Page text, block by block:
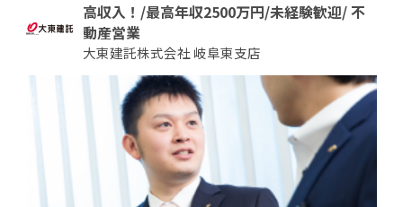
高収入！/最高年収2500万円/未経験歓迎/ 不
動産営業
大東建託株式会社 岐阜東支店